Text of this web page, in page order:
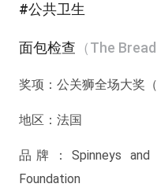
#公共卫生
面包检查 （The
奖项： 公关狮全场大奖（
地区： 法国
品牌：Spinneys
Foundation